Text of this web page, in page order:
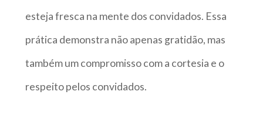
esteja fresca na mente dos convidados. Essa
prática demonstra não apenas gratidão, mas
também um compromisso com a cortesia e o
respeito pelos convidados.